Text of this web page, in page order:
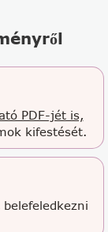
PDF-jét is,
kifestését.